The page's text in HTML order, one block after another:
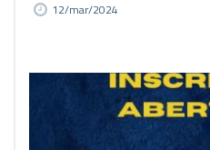
12/mar/2024